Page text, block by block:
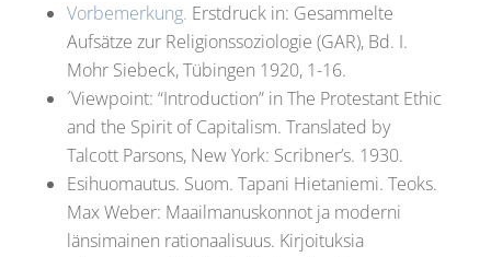
Vorbemerkung. Erstdruck in: Gesammelte
Aufsätze zur Religionssoziologie (GAR), Bd. I.
Mohr Siebeck, Tübingen 1920, 1-16.
´Viewpoint: “Introduction” in The Protestant Ethic
and the Spirit of Capitalism. Translated by
Talcott Parsons, New York: Scribner’s. 1930.
Esihuomautus. Suom. Tapani Hietaniemi. Teoks.
Max Weber: Maailmanuskonnot ja moderni
länsimainen rationaalisuus. Kirjoituksia